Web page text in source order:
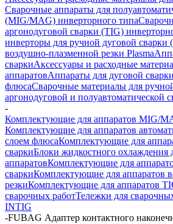
Сварочные аппараты для
(MIG/MAG) инверторного типа
аргонодуговой сварки (TIG)
инверторы для ручной дуговой сварки
воздушно-плазменной резки Plasma
сваркиАксессуары и расходные
аппаратовАппараты для дуговой
флюсаСварочные материалы для
аргонодуговой и полуавтоматической
-
Комплектующие для аппаратов MIG/
Комплектующие для аппаратов
слоем флюсаКомплектующие для
сваркиБлоки жидкостного охлаждения
аппаратовКомплектующие для
сваркиКомплектующие для аппаратов
резкиКомплектующие для аппаратов
сварочных работТележки для
INTIG
-FUBAG Адаптер контактного